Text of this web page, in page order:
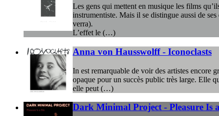
Les gens qui mettent en musique les films
instrumentiste. Mais il se distingue aussi de
verra).
L’effet le (…)
Anna von Hausswolff - Iconoclasts
In est remarquable de voir des artistes encore
opaque pour un succès public très large. Elle
elle peut (…)
Dark Minimal Project - Pleasure Is